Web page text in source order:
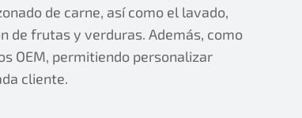
de carne, así como el lavado,
de frutas y verduras. Además, como
OEM, permitiendo personalizar
cliente.